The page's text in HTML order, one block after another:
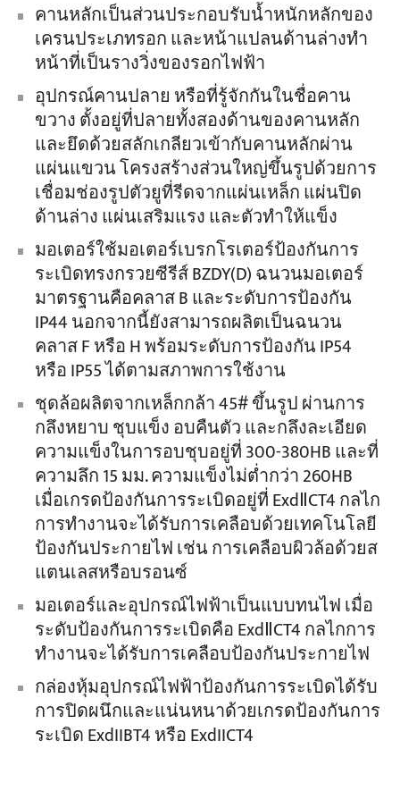
คานหลักเป็นส่วนประกอบรับน้ำหนักหลักของ
เครนประเภทรอก และหน้าแปลนด้านล่างทำ
หน้าที่เป็นรางวิ่งของรอกไฟฟ้า
อุปกรณ์คานปลาย หรือที่รู้จักกันในชื่อคาน
ขวาง ตั้งอยู่ที่ปลายทั้งสองด้านของคานหลัก
และยึดด้วยสลักเกลียวเข้ากับคานหลักผ่าน
แผ่นแขวน โครงสร้างส่วนใหญ่ขึ้นรูปด้วยการ
เชื่อมช่องรูปตัวยูที่รีดจากแผ่นเหล็ก แผ่นปิด
ด้านล่าง แผ่นเสริมแรง และตัวทำให้แข็ง
มอเตอร์ใช้มอเตอร์เบรกโรเตอร์ป้องกันการ
ระเบิดทรงกรวยซีรีส์ BZDY(D) ฉนวนมอเตอร์
มาตรฐานคือคลาส B และระดับการป้องกัน
IP44 นอกจากนี้ยังสามารถผลิตเป็นฉนวน
คลาส F หรือ H พร้อมระดับการป้องกัน IP54
หรือ IP55 ได้ตามสภาพการใช้งาน
ชุดล้อผลิตจากเหล็กกล้า 45# ขึ้นรูป ผ่านการ
กลึงหยาบ ชุบแข็ง อบคืนตัว และกลึงละเอียด
ความแข็งในการอบชุบอยู่ที่ 300-380HB และที่
ความลึก 15 มม. ความแข็งไม่ต่ำกว่า 260HB
เมื่อเกรดป้องกันการระเบิดอยู่ที่ ExdⅡCT4 กลไก
การทำงานจะได้รับการเคลือบด้วยเทคโนโลยี
ป้องกันประกายไฟ เช่น การเคลือบผิวล้อด้วยส
แตนเลสหรือบรอนซ์
มอเตอร์และอุปกรณ์ไฟฟ้าเป็นแบบทนไฟ เมื่อ
ระดับป้องกันการระเบิดคือ ExdⅡCT4 กลไกการ
ทำงานจะได้รับการเคลือบป้องกันประกายไฟ
กล่องหุ้มอุปกรณ์ไฟฟ้าป้องกันการระเบิดได้รับ
การปิดผนึกและแน่นหนาด้วยเกรดป้องกันการ
ระเบิด ExdIIBT4 หรือ ExdIICT4